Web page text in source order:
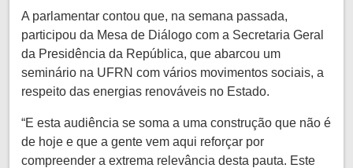
A parlamentar contou que, na semana passada,
participou da Mesa de Diálogo com a Secretaria Geral
da Presidência da República, que abarcou um
seminário na UFRN com vários movimentos sociais, a
respeito das energias renováveis no Estado.
“E esta audiência se soma a uma construção que não é
de hoje e que a gente vem aqui reforçar por
compreender a extrema relevância desta pauta. Este